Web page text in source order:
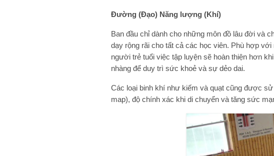
Đường (Đạo) Năng lượng (Khí)
Ban đầu chỉ dành cho những môn đồ lâu đời và
dạy rộng rãi cho tất cả các học viên. Phù hợp
người trẻ tuổi việc tập luyện sẽ hoàn thiện hơn
nhàng để duy trì sức khoẻ và sự dẻo dai.
Các loại binh khí như kiếm và quạt cũng được
map), độ chính xác khi di chuyển và tăng sức